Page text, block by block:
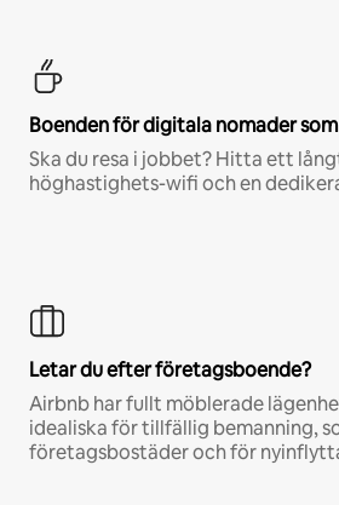
Boenden för digitala nomader
Ska du resa i jobbet? Hitta ett
höghastighets-wifi och en
Letar du efter företagsboende?
Airbnb har fullt möblerade
idealiska för tillfällig bemanning,
företagsbostäder och för